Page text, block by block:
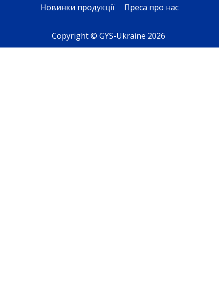
Новинки продукції
Преса про нас
Copyright © GYS-Ukraine 2026